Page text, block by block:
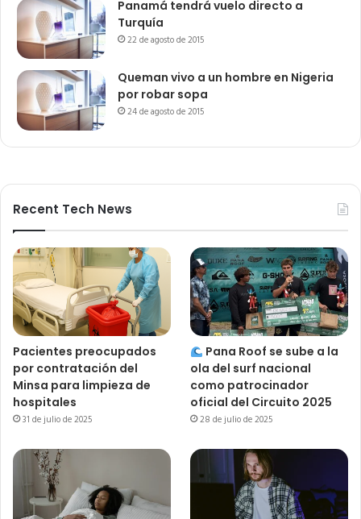
Panamá tendrá vuelo directo a
Turquía
22 de agosto de 2015
Queman vivo a un hombre en Nigeria
por robar sopa
24 de agosto de 2015
Recent Tech News
Pacientes preocupados
por contratación del
Minsa para limpieza de
hospitales
31 de julio de 2025
Pana Roof se sube a la
ola del surf nacional
como patrocinador
oficial del Circuito 2025
28 de julio de 2025